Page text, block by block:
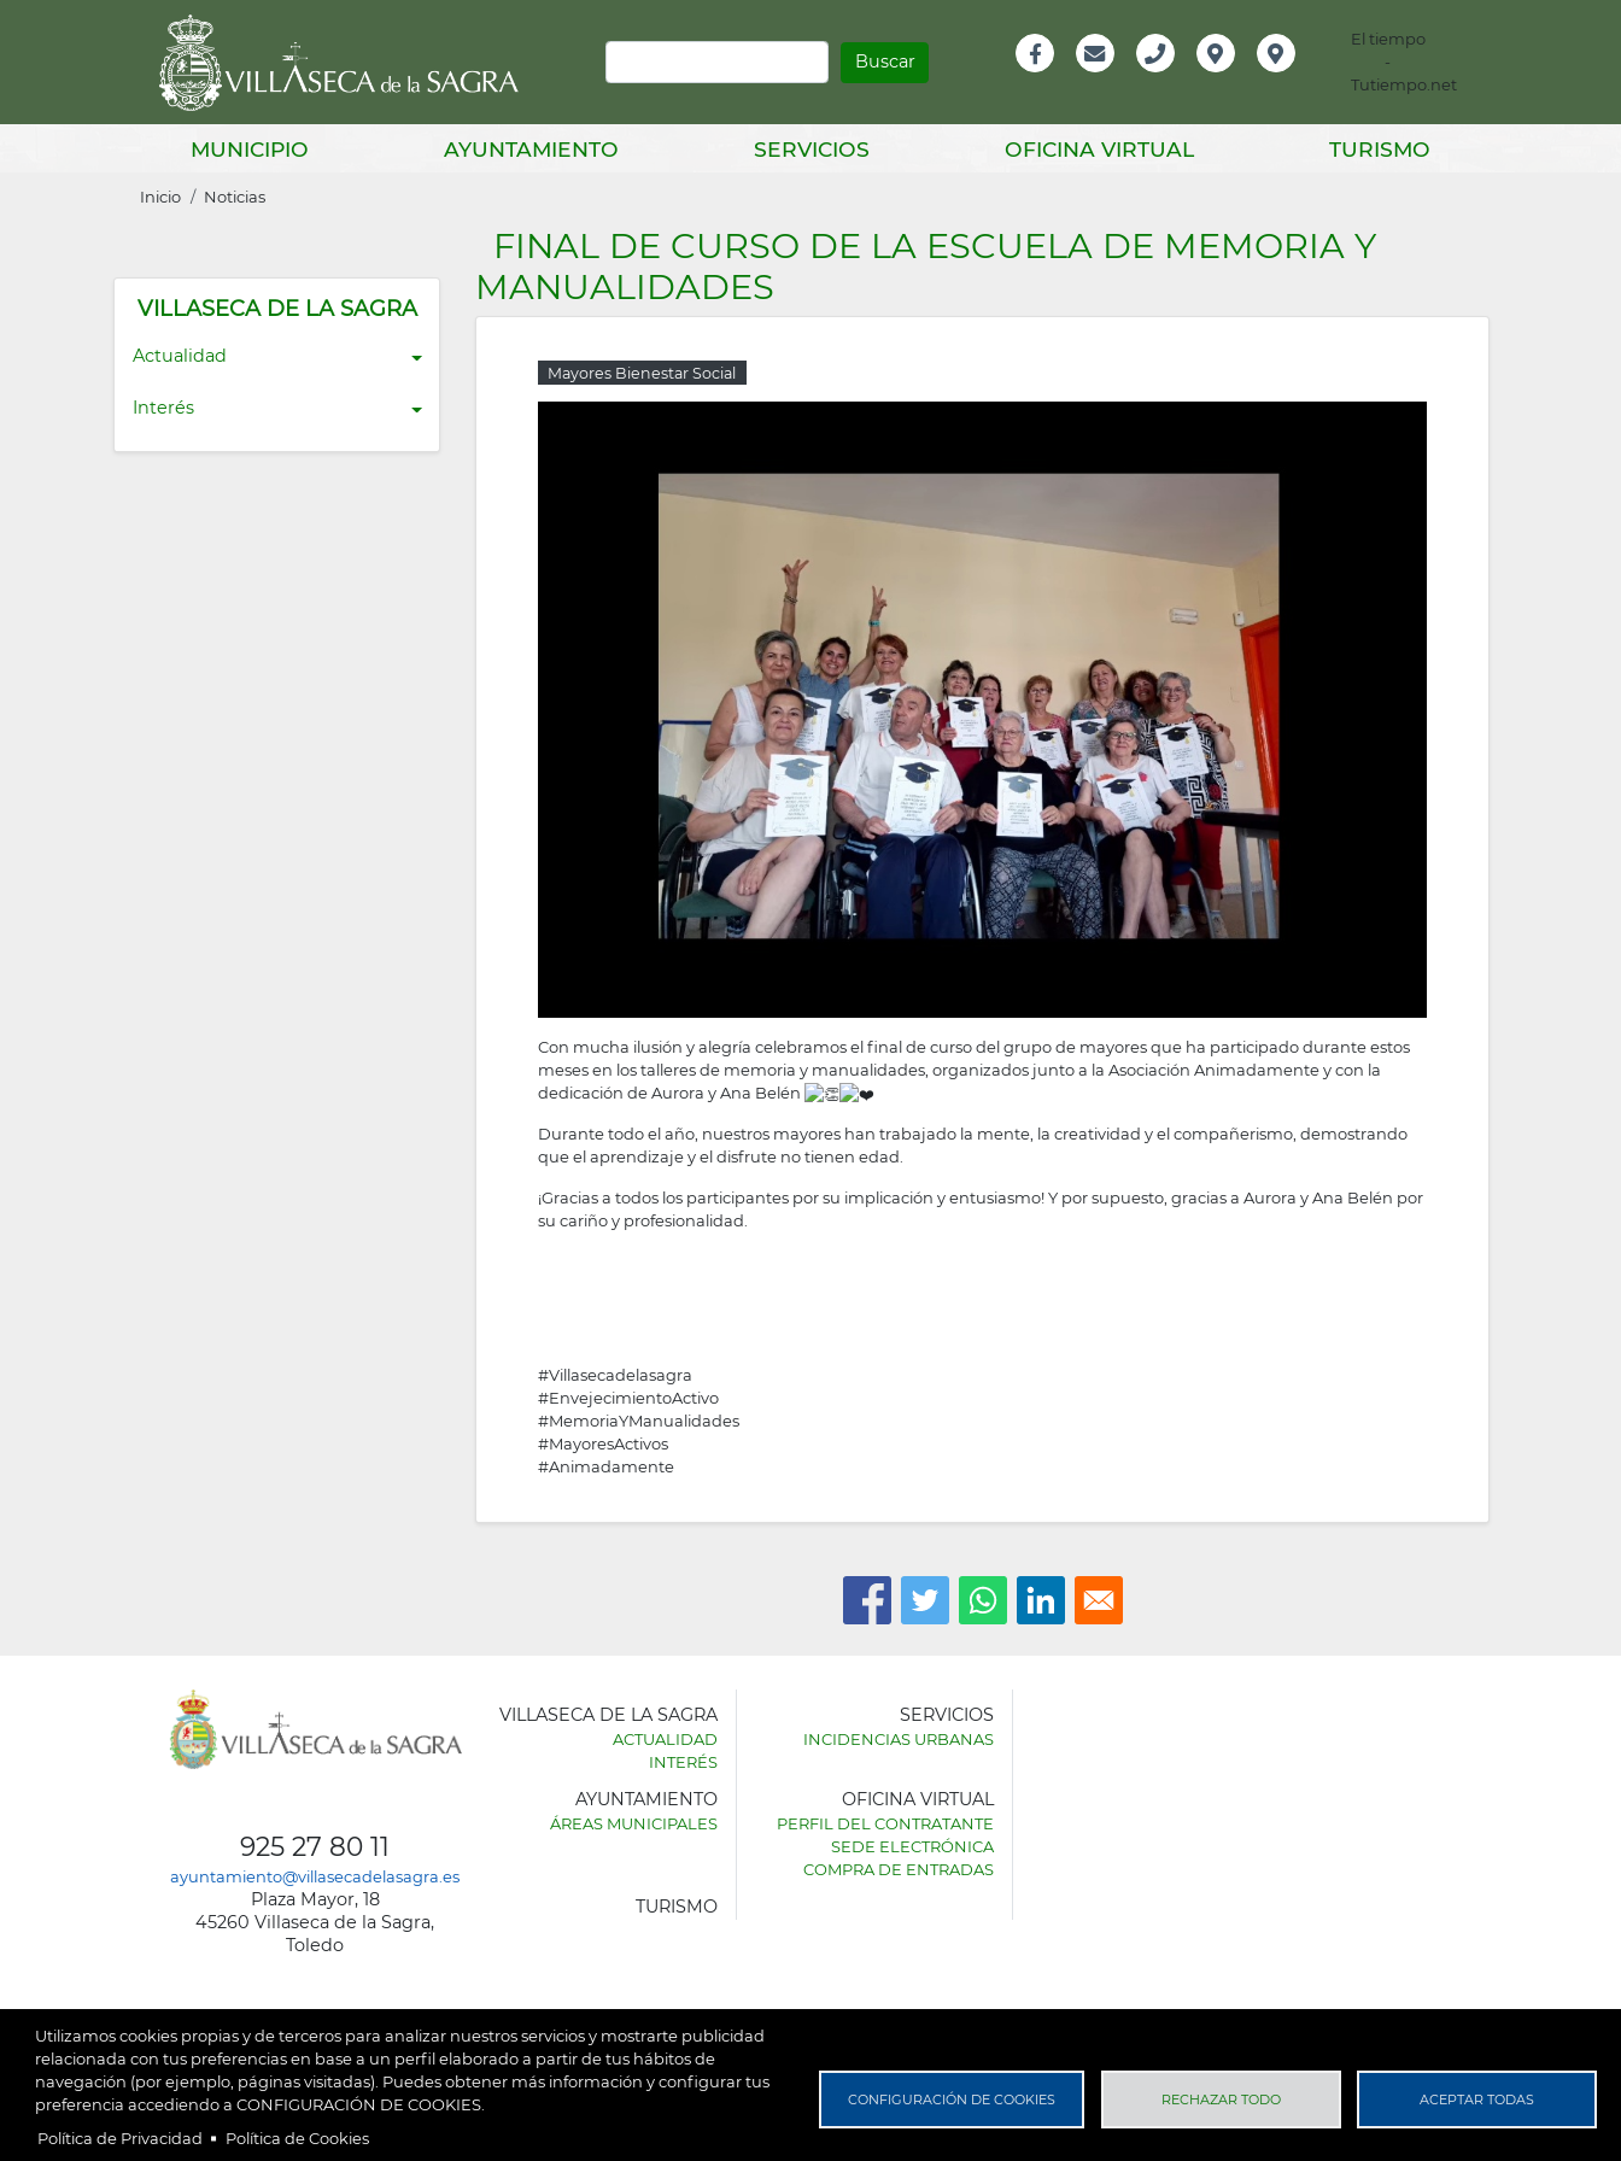
Buscar
Información
El tiempo
-
Tutiempo.net
MUNICIPIO AYUNTAMIENTO SERVICIOS OFICINA VIRTUAL TURISMO
Sobrescribir
de
ayuda
a
la
Inicio Noticias
VILLASECA DE LA SAGRA
Actualidad
Interés
FINAL DE CURSO DE LA ESCUELA DE MEMORIA Y
MANUALIDADES
Mayores Bienestar Social
Con mucha ilusión y alegría celebramos el final de curso del grupo de mayores que ha participado durante estos
meses en los talleres de memoria y manualidades, organizados junto a la Asociación Animadamente y con la
dedicación de Aurora y Ana Belén
Durante todo el año, nuestros mayores han trabajado la mente, la creatividad y el compañerismo, demostrando
que el aprendizaje y el disfrute no tienen edad.
¡Gracias a todos los participantes por su implicación y entusiasmo! Y por supuesto, gracias a Aurora y Ana Belén por
su cariño y profesionalidad.
#Villasecadelasagra
#EnvejecimientoActivo
#MemoriaYManualidades
#MayoresActivos
#Animadamente
Utilizamos cookies propias y de terceros para analizar nuestros servicios y mostrarte publicidad
relacionada con tus preferencias en base a un perfil elaborado a partir de tus hábitos de
navegación (por ejemplo, páginas visitadas). Puedes obtener más información y configurar tus
preferencia accediendo a CONFIGURACIÓN DE COOKIES.
Política de Privacidad
Política de Cookies
CONFIGURACIÓN DE COOKIES RECHAZAR TODO ACEPTAR TODAS
925 27 80 11
ayuntamiento@villasecadelasagra.es
Plaza Mayor, 18
45260 Villaseca de la Sagra,
Toledo
AYUNTAMIENTO
VILLASECA DE LA SAGRA
ACTUALIDAD
INTERÉS
SERVICIOS
INCIDENCIAS URBANAS
AYUNTAMIENTO
ÁREAS MUNICIPALES
OFICINA VIRTUAL
PERFIL DEL CONTRATANTE
SEDE ELECTRÓNICA
COMPRA DE ENTRADAS
TURISMO
SubFooter
© 2026 Ayuntamiento de Villaseca de la Sagra Aviso Legal Política de Privacidad RGPD